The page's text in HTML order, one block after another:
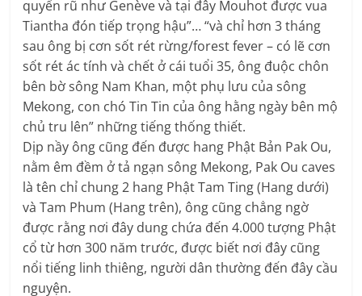
quyến rũ như Genève và tại đây Mouhot được vua
Tiantha đón tiếp trọng hậu”… “và chỉ hơn 3 tháng
sau ông bị cơn sốt rét rừng/forest fever – có lẽ cơn
sốt rét ác tính và chết ở cái tuổi 35, ông đuộc chôn
bên bờ sông Nam Khan, một phụ lưu của sông
Mekong, con chó Tin Tin của ông hằng ngày bên mộ
chủ tru lên” những tiếng thống thiết.
Dịp nầy ông cũng đến được hang Phật Bản Pak Ou,
nằm êm đềm ở tả ngạn sông Mekong, Pak Ou caves
là tên chỉ chung 2 hang Phật Tam Ting (Hang dưới)
và Tam Phum (Hang trên), ông cũng chẳng ngờ
được rằng nơi đây dung chứa đến 4.000 tượng Phật
cổ từ hơn 300 năm trước, được biết nơi đây cũng
nổi tiếng linh thiêng, người dân thường đến đây cầu
nguyện.